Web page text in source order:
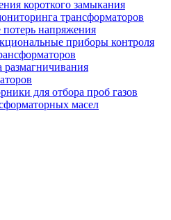
короткого замыкания
трансформаторов
напряжения
приборы контроля
размагничивания
для отбора проб газов
масел